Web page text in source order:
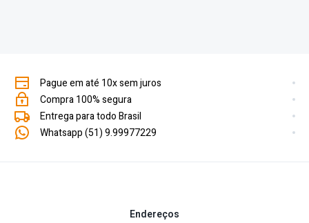
Pague em até 10x sem juros
Compra 100% segura
Entrega para todo Brasil
Whatsapp (51) 9.99977229
Endereços